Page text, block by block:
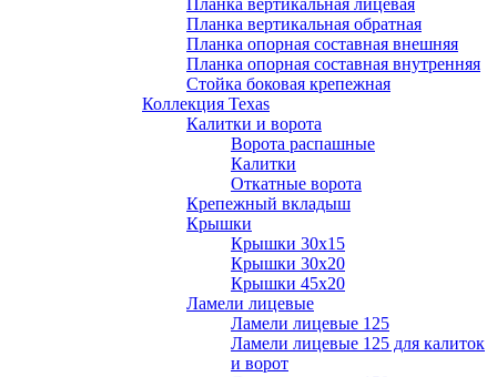
Планка вертикальная лицевая
Планка вертикальная обратная
Планка опорная составная внешняя
Планка опорная составная внутренняя
Стойка боковая крепежная
Коллекция Texas
Калитки и ворота
Ворота распашные
Калитки
Откатные ворота
Крепежный вкладыш
Крышки
Крышки 30х15
Крышки 30х20
Крышки 45х20
Ламели лицевые
Ламели лицевые 125
Ламели лицевые 125 для калиток
и ворот